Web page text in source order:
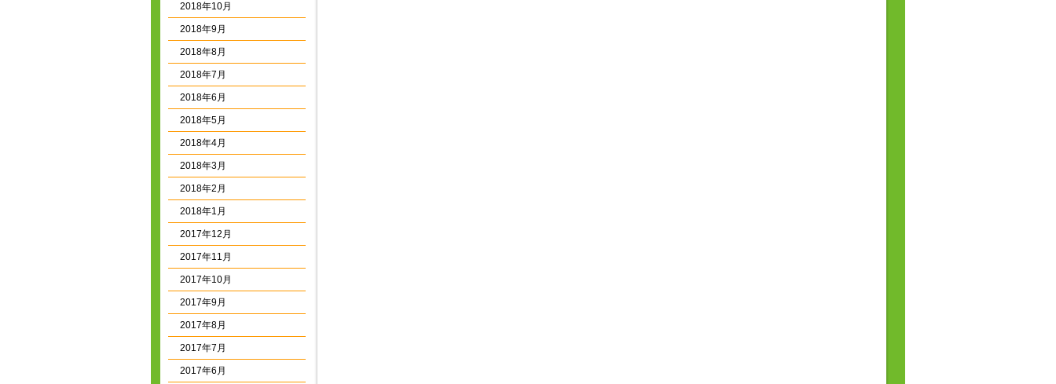
2018年10月
2018年9月
2018年8月
2018年7月
2018年6月
2018年5月
2018年4月
2018年3月
2018年2月
2018年1月
2017年12月
2017年11月
2017年10月
2017年9月
2017年8月
2017年7月
2017年6月